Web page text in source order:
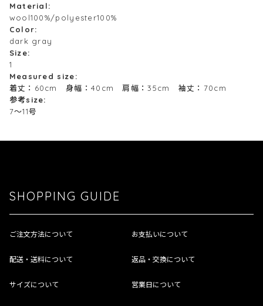
Material:
wool100%/polyester100%
Color:
dark gray
Size:
1
Measured size:
着丈：60cm 身幅：40cm 肩幅：35cm 袖丈：70cm
参考size:
7～11号
SHOPPING GUIDE
ご注文方法について お支払いについて
配送・送料について 返品・交換について
サイズについて 営業日について